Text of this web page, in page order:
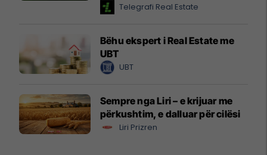
Telegrafi Real Estate
Bëhu ekspert i Real Estate me
UBT
UBT
Sempre nga Liri – e krijuar me
përkushtim, e dalluar për cilësi
Liri Prizren